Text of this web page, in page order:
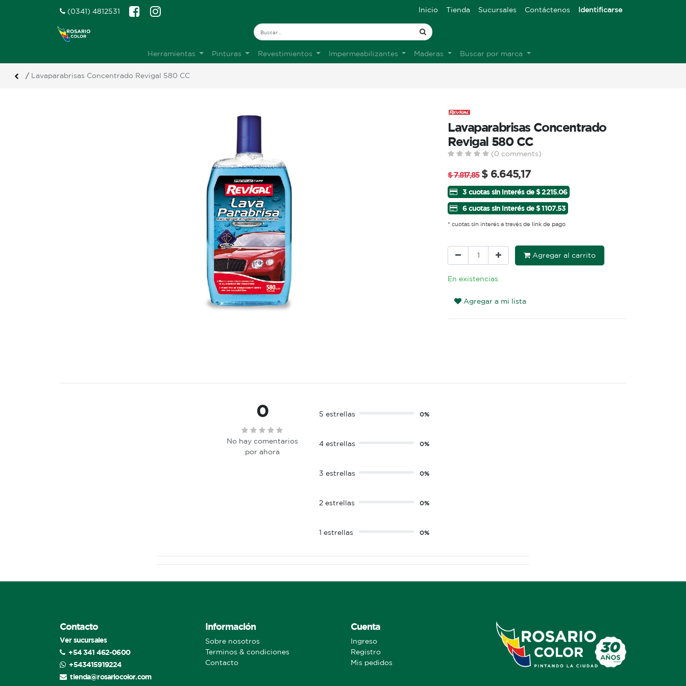
(0341) 4812531 Inicio Tienda Sucursales Contáctenos Identificarse
Herramientas Pinturas Revestimientos Impermeabilizantes Maderas Buscar por marca
/ Lavaparabrisas Concentrado Revigal 580 CC
Lavaparabrisas Concentrado
Revigal 580 CC
(0 comments)
$7.817,85 $ 6.645,17
3 cuotas sin interés de $ 2215.06
6 cuotas sin interés de $ 1107.53
* cuotas sin interés a través de link de pago
Agregar al carrito
En existencias
Agregar a mi lista
0
No hay comentarios
por ahora
5 estrellas 0%
4 estrellas 0%
3 estrellas 0%
2 estrellas 0%
1 estrellas 0%
Contacto
Ver sucursales
+54 341 462-0600
+543415919224
tienda@rosariocolor.com
Información
Sobre nosotros
Terminos & condiciones
Contacto
Cuenta
Ingreso
Registro
Mis pedidos